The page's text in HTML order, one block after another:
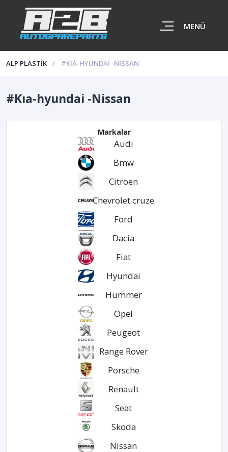
MENÜ
ALP PLASTİK #KIA-HYUNDAI -NISSAN
#Kıa-hyundai -Nissan
Markalar
Audi
Bmw
Citroen
Chevrolet cruze
Ford
Dacia
Fiat
Hyundai
Hummer
Opel
Peugeot
Range Rover
Porsche
Renault
Seat
Skoda
Nissan